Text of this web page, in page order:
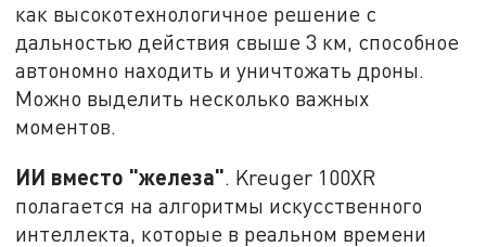
как высокотехнологичное решение с
дальностью действия свыше 3 км, способное
автономно находить и уничтожать дроны.
Можно выделить несколько важных
моментов.
ИИ вместо "железа". Kreuger 100XR
полагается на алгоритмы искусственного
интеллекта, которые в реальном времени